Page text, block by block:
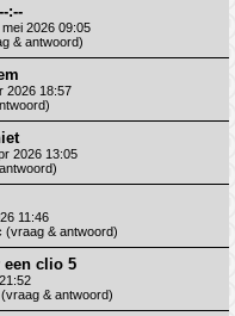
:--
mei 2026 09:05
& antwoord)
2026 18:57
2026 13:05
11:46
(vraag & antwoord)
een clio 5
& antwoord)